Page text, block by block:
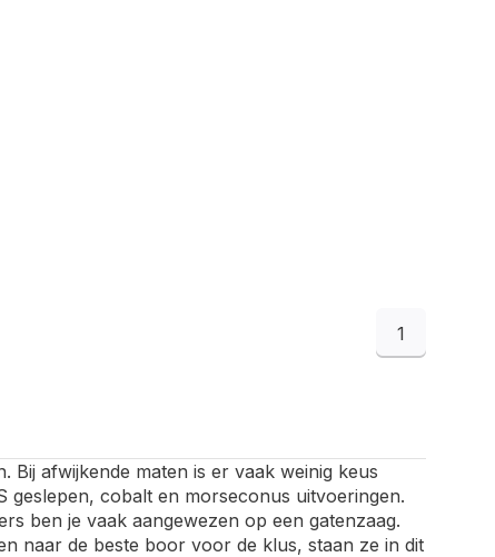
1
Bij afwijkende maten is er vaak weinig keus
geslepen, cobalt en morseconus uitvoeringen.
ben je vaak aangewezen op een gatenzaag.
naar de beste boor voor de klus, staan ze in dit